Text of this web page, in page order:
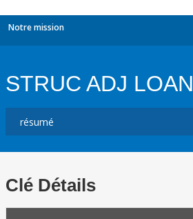
Notre mission
STRUC ADJ LOAN
Clé Détails